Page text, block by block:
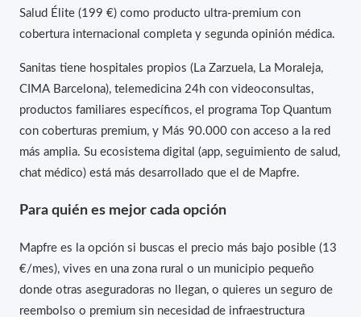
Salud Élite (199 €) como producto ultra-premium con
cobertura internacional completa y segunda opinión médica.
Sanitas tiene hospitales propios (La Zarzuela, La Moraleja,
CIMA Barcelona), telemedicina 24h con videoconsultas,
productos familiares específicos, el programa Top Quantum
con coberturas premium, y Más 90.000 con acceso a la red
más amplia. Su ecosistema digital (app, seguimiento de salud,
chat médico) está más desarrollado que el de Mapfre.
Para quién es mejor cada opción
Mapfre es la opción si buscas el precio más bajo posible (13
€/mes), vives en una zona rural o un municipio pequeño
donde otras aseguradoras no llegan, o quieres un seguro de
reembolso o premium sin necesidad de infraestructura